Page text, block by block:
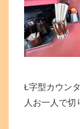
Ł字型カウン
人お一人で切